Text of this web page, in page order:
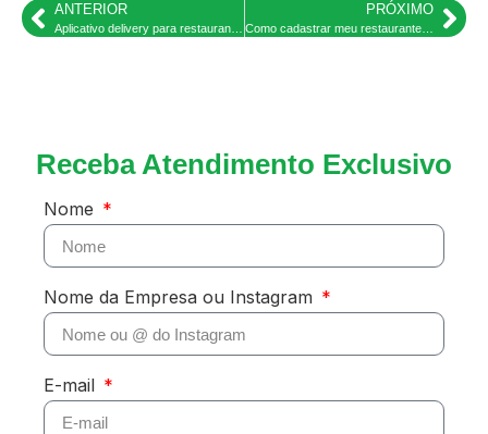
ANTERIOR PRÓXIMO
Como cadastrar meu restaurante no Waze?
Receba Atendimento Exclusivo
Nome
Nome da Empresa ou Instagram
E-mail